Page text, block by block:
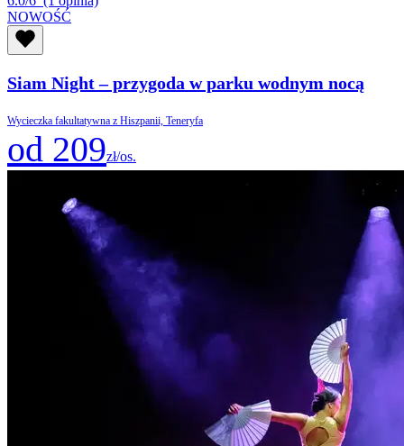
NOWOŚĆ
Siam Night – przygoda w parku wodnym nocą
Wycieczka fakultatywna z Hiszpanii, Teneryfa
od 209zł/os.